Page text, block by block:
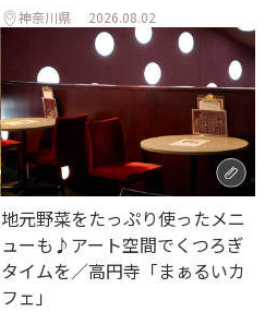
神奈川県 2026.08.02
地元野菜をたっぷり使ったメニ
ューも♪アート空間でくつろぎ
タイムを／高円寺「まぁるいカ
フェ」